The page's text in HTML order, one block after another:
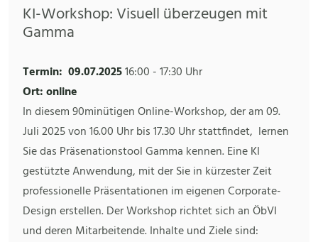
KI-Workshop: Visuell überzeugen mit
Gamma
Termin: 09.07.202516:00 -17:30 Uhr
Ort: online
In diesem 90minütigen Online-Workshop, der am 09.
Juli 2025 von 16.00 Uhr bis 17.30 Uhr stattfindet, lernen
Sie das Präsenationstool Gamma kennen. Eine KI
gestützte Anwendung, mit der Sie in kürzester Zeit
professionelle Präsentationen im eigenen Corporate-
Design erstellen. Der Workshop richtet sich an ÖbVI
und deren Mitarbeitende. Inhalte und Ziele sind: